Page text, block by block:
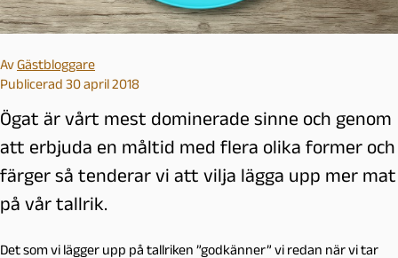
AvGästbloggare
Publicerad 30 april 2018
Ögat är vårt mest dominerade sinne och genom
att erbjuda en måltid med flera olika former och
färger så tenderar vi att vilja lägga upp mer mat
på vår tallrik.
Det som vi lägger upp på tallriken ”godkänner” vi redan när vi tar